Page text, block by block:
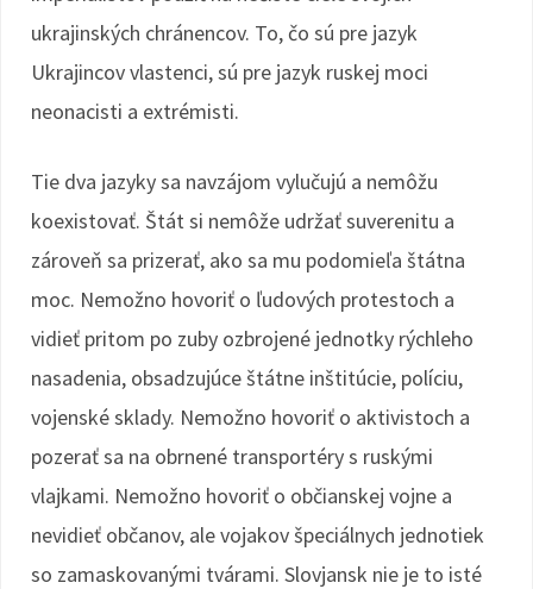
ukrajinských chránencov. To, čo sú pre jazyk
Ukrajincov vlastenci, sú pre jazyk ruskej moci
neonacisti a extrémisti.
Tie dva jazyky sa navzájom vylučujú a nemôžu
koexistovať. Štát si nemôže udržať suverenitu a
zároveň sa prizerať, ako sa mu podomieľa štátna
moc. Nemožno hovoriť o ľudových protestoch a
vidieť pritom po zuby ozbrojené jednotky rýchleho
nasadenia, obsadzujúce štátne inštitúcie, políciu,
vojenské sklady. Nemožno hovoriť o aktivistoch a
pozerať sa na obrnené transportéry s ruskými
vlajkami. Nemožno hovoriť o občianskej vojne a
nevidieť občanov, ale vojakov špeciálnych jednotiek
so zamaskovanými tvárami. Slovjansk nie je to isté